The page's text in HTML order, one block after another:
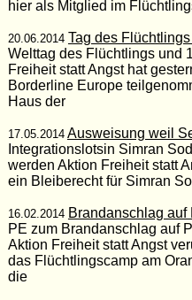
hier als Mitglied im
20.06.2014 Tag des
Welttag des Flüchtlings und
Freiheit statt Angst hat
Borderline Europe
Haus der
17.05.2014 Ausweisung weil
Integrationslotsin Simran
werden Aktion Freiheit statt
ein Bleiberecht für Simran
16.02.2014 Brandanschlag
PE zum Brandanschlag auf
Aktion Freiheit statt Angst
das Flüchtlingscamp am
die